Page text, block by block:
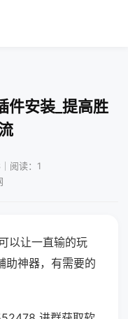
件安装_提高胜
阅读：1
以让一直输的玩
助神器，有需要的